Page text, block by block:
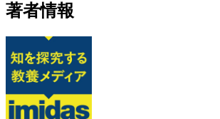
著者情報